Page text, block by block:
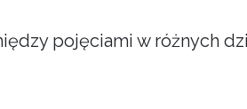
pojęciami w różnych